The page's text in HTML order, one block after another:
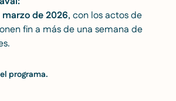
marzo de 2026, con los actos de
fin a más de una semana de
programa.